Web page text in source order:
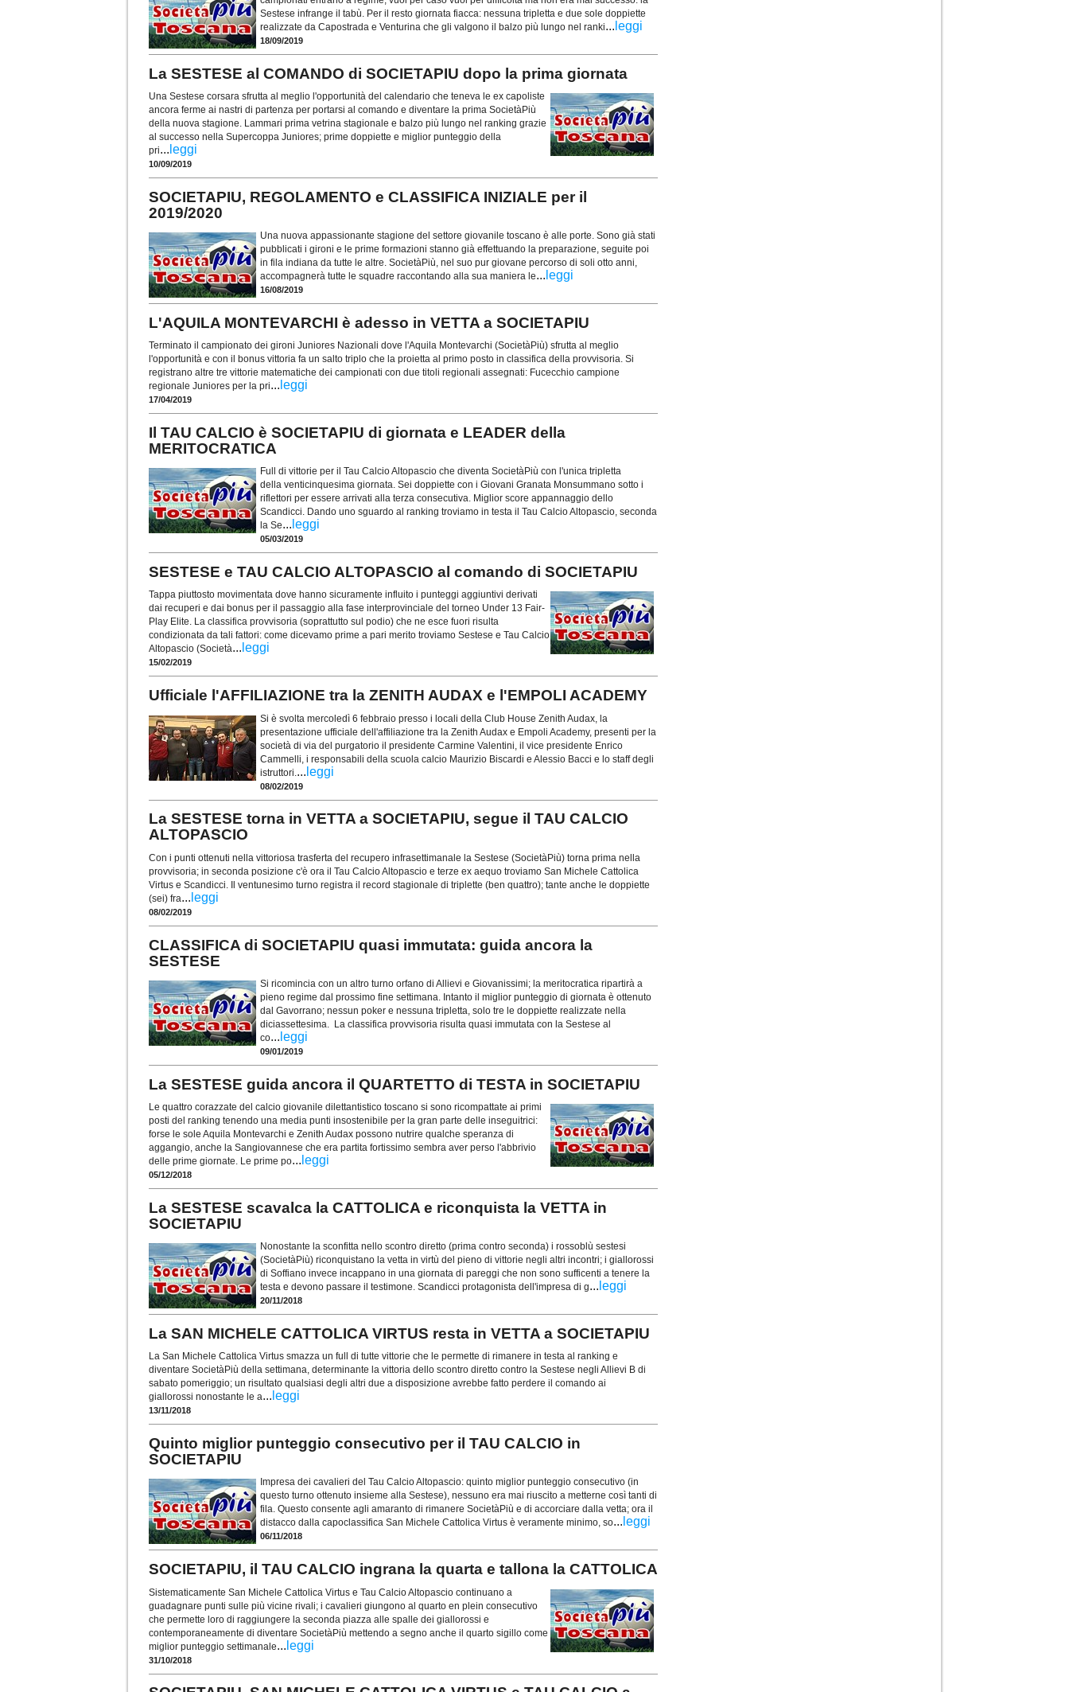
Sestese infrange il tabù. Per il resto giornata fiacca: nessuna tripletta e due sole doppiette
realizzate da Capostrada e Venturina che gli valgono il balzo più lungo nel ranki... leggi
18/09/2019
La SESTESE al COMANDO di SOCIETAPIU dopo la prima giornata
Una Sestese corsara sfrutta al meglio l'opportunità del calendario che teneva le ex capoliste
ancora ferme ai nastri di partenza per portarsi al comando e diventare la prima SocietàPiù
della nuova stagione. Lammari prima vetrina stagionale e balzo più lungo nel ranking grazie
al successo nella Supercoppa Juniores; prime doppiette e miglior punteggio della
pri... leggi
10/09/2019
SOCIETAPIU, REGOLAMENTO e CLASSIFICA INIZIALE per il
2019/2020
Una nuova appassionante stagione del settore giovanile toscano è alle porte. Sono già stati
pubblicati i gironi e le prime formazioni stanno già effettuando la preparazione, seguite poi
in fila indiana da tutte le altre. SocietàPiù, nel suo pur giovane percorso di soli otto anni,
accompagnerà tutte le squadre raccontando alla sua maniera le... leggi
16/08/2019
L'AQUILA MONTEVARCHI è adesso in VETTA a SOCIETAPIU
Terminato il campionato dei gironi Juniores Nazionali dove l'Aquila Montevarchi (SocietàPiù) sfrutta al meglio
l'opportunità e con il bonus vittoria fa un salto triplo che la proietta al primo posto in classifica della provvisoria. Si
registrano altre tre vittorie matematiche dei campionati con due titoli regionali assegnati: Fucecchio campione
regionale Juniores per la pri... leggi
17/04/2019
Il TAU CALCIO è SOCIETAPIU di giornata e LEADER della
MERITOCRATICA
Full di vittorie per il Tau Calcio Altopascio che diventa SocietàPiù con l'unica tripletta
della venticinquesima giornata. Sei doppiette con i Giovani Granata Monsummano sotto i
riflettori per essere arrivati alla terza consecutiva. Miglior score appannaggio dello
Scandicci. Dando uno sguardo al ranking troviamo in testa il Tau Calcio Altopascio, seconda
la Se... leggi
05/03/2019
SESTESE e TAU CALCIO ALTOPASCIO al comando di SOCIETAPIU
Tappa piuttosto movimentata dove hanno sicuramente influito i punteggi aggiuntivi derivati
dai recuperi e dai bonus per il passaggio alla fase interprovinciale del torneo Under 13 Fair-
Play Elite. La classifica provvisoria (soprattutto sul podio) che ne esce fuori risulta
condizionata da tali fattori: come dicevamo prime a pari merito troviamo Sestese e Tau Calcio
Altopascio (Società... leggi
15/02/2019
Ufficiale l'AFFILIAZIONE tra la ZENITH AUDAX e l'EMPOLI ACADEMY
Si è svolta mercoledì 6 febbraio presso i locali della Club House Zenith Audax, la
presentazione ufficiale dell'affiliazione tra la Zenith Audax e Empoli Academy, presenti per la
società di via del purgatorio il presidente Carmine Valentini, il vice presidente Enrico
Cammelli, i responsabili della scuola calcio Maurizio Biscardi e Alessio Bacci e lo staff degli
istruttori. ... leggi
08/02/2019
La SESTESE torna in VETTA a SOCIETAPIU, segue il TAU CALCIO
ALTOPASCIO
Con i punti ottenuti nella vittoriosa trasferta del recupero infrasettimanale la Sestese (SocietàPiù) torna prima nella
provvisoria; in seconda posizione c'è ora il Tau Calcio Altopascio e terze ex aequo troviamo San Michele Cattolica
Virtus e Scandicci. Il ventunesimo turno registra il record stagionale di triplette (ben quattro); tante anche le doppiette
(sei) fra... leggi
08/02/2019
CLASSIFICA di SOCIETAPIU quasi immutata: guida ancora la
SESTESE
Si ricomincia con un altro turno orfano di Allievi e Giovanissimi; la meritocratica ripartirà a
pieno regime dal prossimo fine settimana. Intanto il miglior punteggio di giornata è ottenuto
dal Gavorrano; nessun poker e nessuna tripletta, solo tre le doppiette realizzate nella
diciassettesima. La classifica provvisoria risulta quasi immutata con la Sestese al
co... leggi
09/01/2019
La SESTESE guida ancora il QUARTETTO di TESTA in SOCIETAPIU
Le quattro corazzate del calcio giovanile dilettantistico toscano si sono ricompattate ai primi
posti del ranking tenendo una media punti insostenibile per la gran parte delle inseguitrici:
forse le sole Aquila Montevarchi e Zenith Audax possono nutrire qualche speranza di
aggangio, anche la Sangiovannese che era partita fortissimo sembra aver perso l'abbrivio
delle prime giornate. Le prime po... leggi
05/12/2018
La SESTESE scavalca la CATTOLICA e riconquista la VETTA in
SOCIETAPIU
Nonostante la sconfitta nello scontro diretto (prima contro seconda) i rossoblù sestesi
(SocietàPiù) riconquistano la vetta in virtù del pieno di vittorie negli altri incontri; i giallorossi
di Soffiano invece incappano in una giornata di pareggi che non sono sufficenti a tenere la
testa e devono passare il testimone. Scandicci protagonista dell'impresa di g... leggi
20/11/2018
La SAN MICHELE CATTOLICA VIRTUS resta in VETTA a SOCIETAPIU
La San Michele Cattolica Virtus smazza un full di tutte vittorie che le permette di rimanere in testa al ranking e
diventare SocietàPiù della settimana, determinante la vittoria dello scontro diretto contro la Sestese negli Allievi B di
sabato pomeriggio; un risultato qualsiasi degli altri due a disposizione avrebbe fatto perdere il comando ai
giallorossi nonostante le a... leggi
13/11/2018
Quinto miglior punteggio consecutivo per il TAU CALCIO in
SOCIETAPIU
Impresa dei cavalieri del Tau Calcio Altopascio: quinto miglior punteggio consecutivo (in
questo turno ottenuto insieme alla Sestese), nessuno era mai riuscito a metterne così tanti di
fila. Questo consente agli amaranto di rimanere SocietàPiù e di accorciare dalla vetta; ora il
distacco dalla capoclassifica San Michele Cattolica Virtus è veramente minimo, so... leggi
06/11/2018
SOCIETAPIU, il TAU CALCIO ingrana la quarta e tallona la CATTOLICA
Sistematicamente San Michele Cattolica Virtus e Tau Calcio Altopascio continuano a
guadagnare punti sulle più vicine rivali; i cavalieri giungono al quarto en plein consecutivo
che permette loro di raggiungere la seconda piazza alle spalle dei giallorossi e
contemporaneamente di diventare SocietàPiù mettendo a segno anche il quarto sigillo come
miglior punteggio settimanale... leggi
31/10/2018